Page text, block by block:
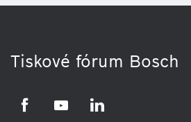
Tiskové fórum Bosch